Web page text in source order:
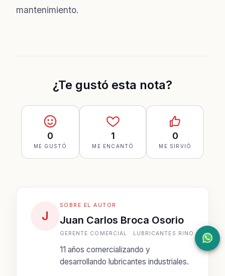
mantenimiento.
¿Te gustó esta nota?
0
ME GUSTÓ
1
ME ENCANTÓ
0
ME SIRVIÓ
J
SOBRE EL AUTOR
Juan Carlos Broca Osorio
GERENTE COMERCIAL · LUBRICANTES RINO
11 años comercializando y
desarrollando lubricantes industriales.